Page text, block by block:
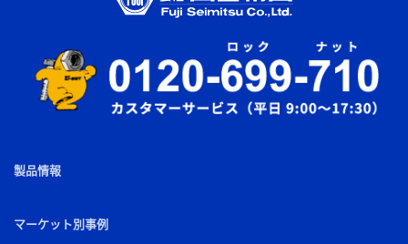
製品情報
マーケット別事例